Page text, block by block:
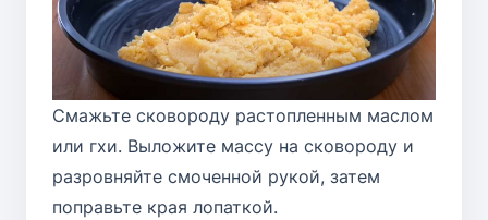
Смажьте сковороду растопленным маслом
или гхи. Выложите массу на сковороду и
разровняйте смоченной рукой, затем
поправьте края лопаткой.